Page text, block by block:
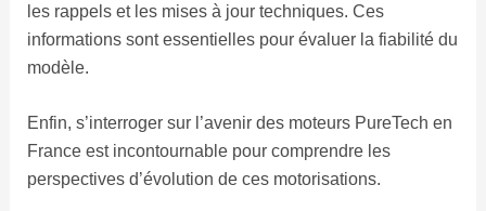
les rappels et les mises à jour techniques. Ces
informations sont essentielles pour évaluer la fiabilité du
modèle.
Enfin, s’interroger sur l’avenir des moteurs PureTech en
France est incontournable pour comprendre les
perspectives d’évolution de ces motorisations.